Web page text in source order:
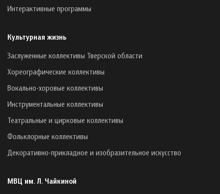
Интерактивные программы
Культурная жизнь
Заслуженные коллективы Тверской области
Хореографические коллективы
Вокально-хоровые коллективы
Инструментальные коллективы
Театральные и цирковые коллективы
Фольклорные коллективы
Декоративно-прикладное и изобразительное искусство
МВЦ им. Л. Чайкиной